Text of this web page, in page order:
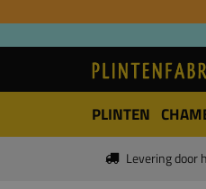
PLINTEN
Levering door